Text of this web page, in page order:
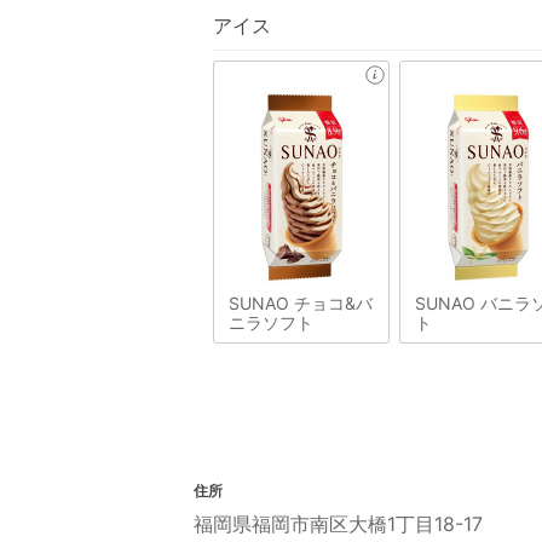
アイス
SUNAO チョコ&バ
ニラソフト
SUNAO バニラ
ト
住所
福岡県福岡市南区大橋1丁目18-17